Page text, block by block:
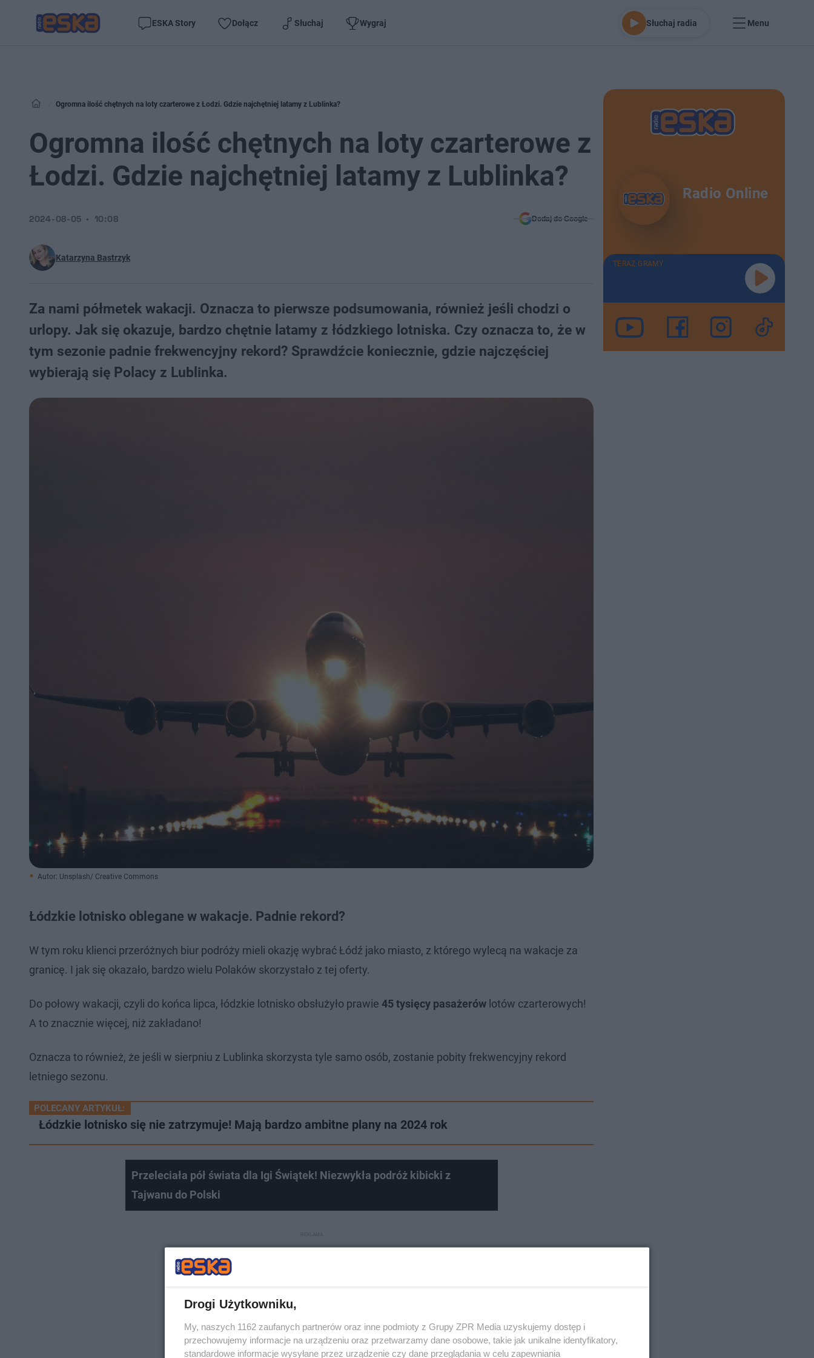
ESKA Story Dołącz Słuchaj Wygraj Słuchaj radia Menu
Ogromna ilość chętnych na loty czarterowe z Łodzi. Gdzie najchętniej latamy z Lublinka?
Ogromna ilość chętnych na loty czarterowe z
Łodzi. Gdzie najchętniej latamy z Lublinka?
Katarzyna Bastrzyk
2024-08-05 10:08 Dodaj do Google
Za nami półmetek wakacji. Oznacza to pierwsze podsumowania, również jeśli chodzi o
urlopy. Jak się okazuje, bardzo chętnie latamy z łódzkiego lotniska. Czy oznacza to, że w
tym sezonie padnie frekwencyjny rekord? Sprawdźcie koniecznie, gdzie najczęściej
wybierają się Polacy z Lublinka.
Autor: Unsplash/ Creative Commons
Łódzkie lotnisko oblegane w wakacje. Padnie rekord?
W tym roku klienci przeróżnych biur podróży mieli okazję wybrać Łódź jako miasto, z którego wylecą na wakacje za
granicę. I jak się okazało, bardzo wielu Polaków skorzystało z tej oferty.
Do połowy wakacji, czyli do końca lipca, łódzkie lotnisko obsłużyło prawie 45 tysięcy pasażerów lotów czarterowych!
A to znacznie więcej, niż zakładano!
Oznacza to również, że jeśli w sierpniu z Lublinka skorzysta tyle samo osób, zostanie pobity frekwencyjny rekord
letniego sezonu.
POLECANY ARTYKUŁ:
Łódzkie lotnisko się nie zatrzymuje! Mają bardzo ambitne plany na 2024 rok
Przeleciała pół świata dla Igi Świątek! Niezwykła podróż kibicki z
Tajwanu do Polski
Radio Online
TERAZ GRAMY
Drogi Użytkowniku,
My, naszych 1162 zaufanych partnerów oraz inne podmioty z Grupy ZPR Media uzyskujemy dostęp i
przechowujemy informacje na urządzeniu oraz przetwarzamy dane osobowe, takie jak unikalne identyfikatory,
standardowe informacje wysyłane przez urządzenie czy dane przeglądania w celu zapewniania